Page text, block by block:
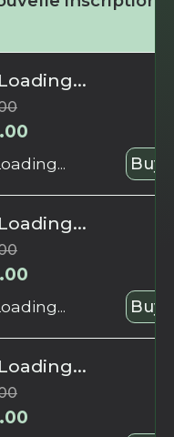
Loading...
Buy
Loading...
Buy
Loading...